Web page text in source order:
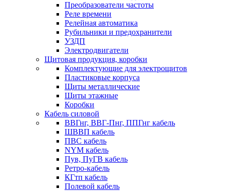
Преобразователи частоты
Реле времени
Релейная автоматика
Рубильники и предохранители
УЗДП
Электродвигатели
Щитовая продукция, коробки
Комплектующие для электрощитов
Пластиковые корпуса
Щиты металлические
Щиты этажные
Коробки
Кабель силовой
ВВГнг, ВВГ-Пнг, ППГнг кабель
ШВВП кабель
ПВС кабель
NYM кабель
Пув, ПуГВ кабель
Ретро-кабель
КГтп кабель
Полевой кабель